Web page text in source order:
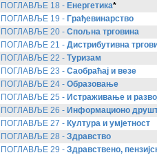
ПОГЛАВЉЕ 18 - Енергетика*
ПОГЛАВЉЕ 19 - Грађевинарство
ПОГЛАВЉЕ 20 - Спољна трговина
ПОГЛАВЉЕ 21 - Дистрибутивна
ПОГЛАВЉЕ 22 - Туризам
ПОГЛАВЉЕ 23 - Саобраћај и везе
ПОГЛАВЉЕ 24 - Образовање
ПОГЛАВЉЕ 25 - Истраживање и
ПОГЛАВЉЕ 26 - Информационо
ПОГЛАВЉЕ 27 - Култура и умјетност
ПОГЛАВЉЕ 28 - Здравство
ПОГЛАВЉЕ 29 - Здравствено,